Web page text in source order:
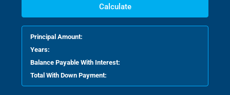
Calculate
Principal Amount:
Years:
Balance Payable With Interest:
Total With Down Payment: